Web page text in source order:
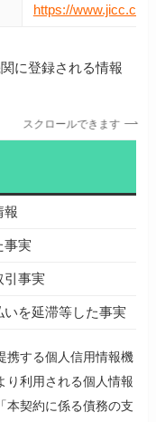
https://
に登録される情報
スクロールできます
報
実
事実
を延滞等した事実
携する個人信用情報機
り利用される個人情報
契約に係る債務の支